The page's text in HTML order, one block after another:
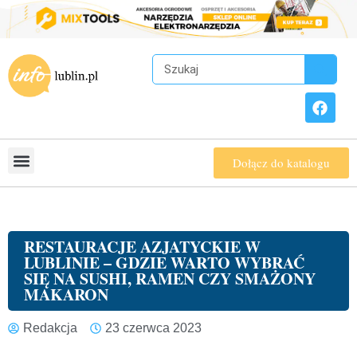
Dołącz do katalogu
RESTAURACJE AZJATYCKIE W
LUBLINIE – GDZIE WARTO WYBRAĆ
SIĘ NA SUSHI, RAMEN CZY SMAŻONY
MAKARON
Redakcja 23 czerwca 2023